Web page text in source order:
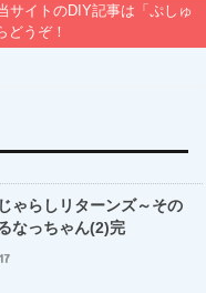
イトのDIY記事は「ぷしゅ
どうぞ！
ゃらしリターンズ～その
なっちゃん(2)完